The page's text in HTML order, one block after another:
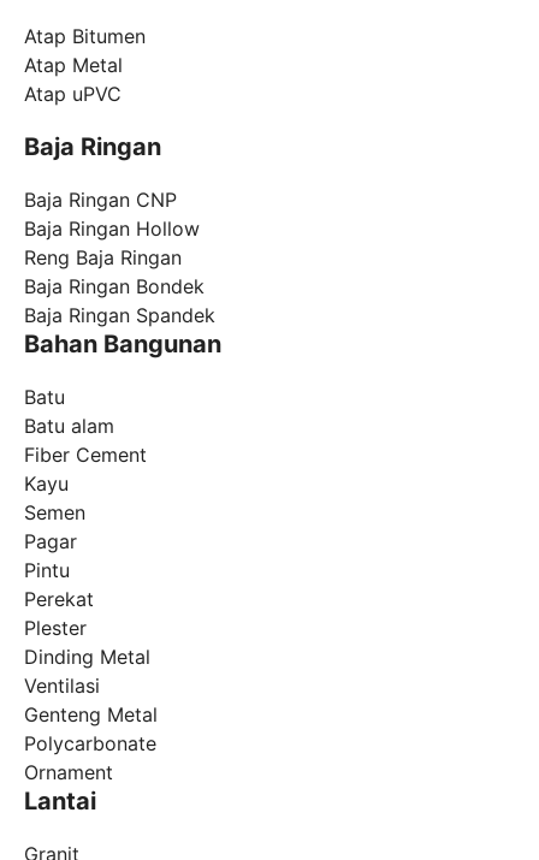
Atap Bitumen
Atap Metal
Atap uPVC
Baja Ringan
Baja Ringan CNP
Baja Ringan Hollow
Reng Baja Ringan
Baja Ringan Bondek
Baja Ringan Spandek
Bahan Bangunan
Batu
Batu alam
Fiber Cement
Kayu
Semen
Pagar
Pintu
Perekat
Plester
Dinding Metal
Ventilasi
Genteng Metal
Polycarbonate
Ornament
Lantai
Granit